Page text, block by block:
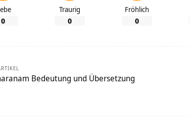
0
Traurig
0
Fröhlich
0
Bedeutung und Übersetzung